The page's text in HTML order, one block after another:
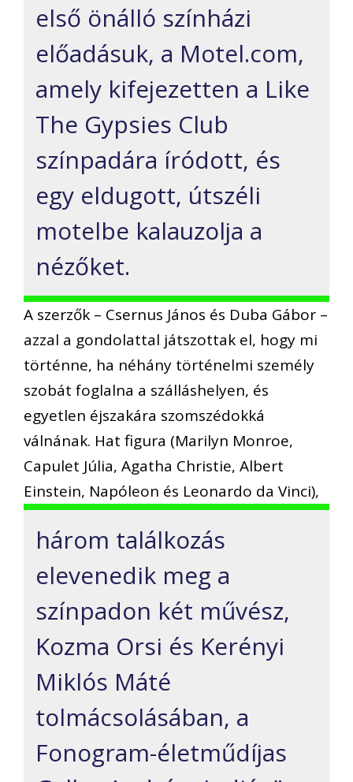
első önálló színházi
előadásuk, a Motel.com,
amely kifejezetten a Like
The Gypsies Club
színpadára íródott, és
egy eldugott, útszéli
motelbe kalauzolja a
nézőket.
A szerzők – Csernus János és Duba Gábor –
azzal a gondolattal játszottak el, hogy mi
történne, ha néhány történelmi személy
szobát foglalna a szálláshelyen, és
egyetlen éjszakára szomszédokká
válnának. Hat figura (Marilyn Monroe,
Capulet Júlia, Agatha Christie, Albert
Einstein, Napóleon és Leonardo da Vinci),
három találkozás
elevenedik meg a
színpadon két művész,
Kozma Orsi és Kerényi
Miklós Máté
tolmácsolásában, a
Fonogram-életműdíjas